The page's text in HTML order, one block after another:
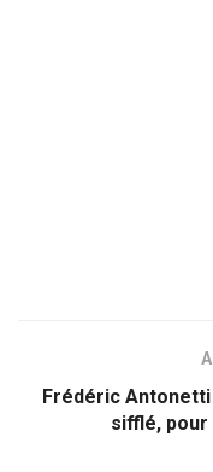
Frédéric Antonetti
sifflé, pour